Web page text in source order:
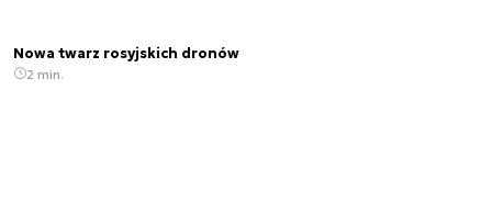
Nowa twarz rosyjskich dronów
2 min.